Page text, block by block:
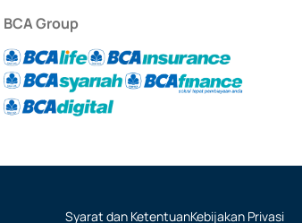
BCA Group
Syarat dan KetentuanKebijakan Privasi